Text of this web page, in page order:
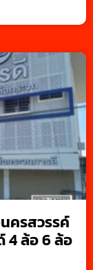
ครสวรรค์
4 ล้อ 6 ล้อ